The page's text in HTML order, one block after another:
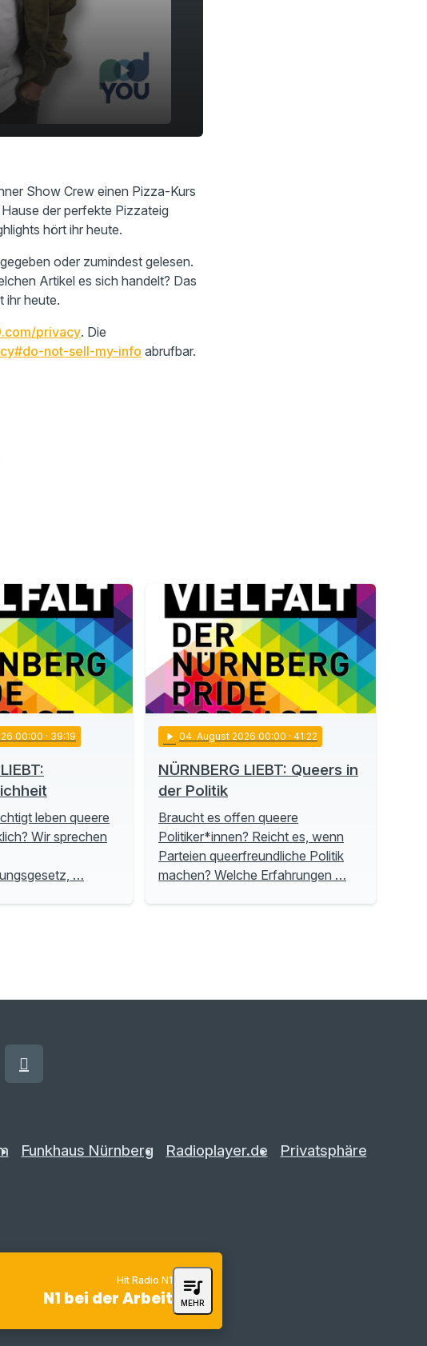
Show Crew einen Pizza-Kurs
der perfekte Pizzateig
hört ihr heute.
oder zumindest gelesen.
Artikel es sich handelt? Das
ihr heute.
privacy. Die
not-sell-my-info abrufbar.
00:00 · 39:19
leben queere
Wir sprechen
…
play_arrow 04. August 2026 00:00 · 41:22
NÜRNBERG LIEBT: Queers in
der Politik
Braucht es offen queere
Politiker*innen? Reicht es, wenn
Parteien queerfreundliche Politik
machen? Welche Erfahrungen …
Funkhaus Nürnberg Radioplayer.de
Privatsphäre
N1 bei der Arbeit
Hit Radio N1 queue_music